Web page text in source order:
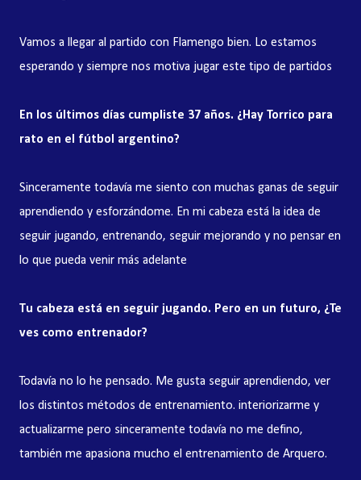
Vamos a llegar al partido con Flamengo bien. Lo estamos
esperando y siempre nos motiva jugar este tipo de partidos
En los últimos días cumpliste 37 años. ¿Hay Torrico para
rato en el fútbol argentino?
Sinceramente todavía me siento con muchas ganas de seguir
aprendiendo y esforzándome. En mi cabeza está la idea de
seguir jugando, entrenando, seguir mejorando y no pensar en
lo que pueda venir más adelante
Tu cabeza está en seguir jugando. Pero en un futuro, ¿Te
ves como entrenador?
Todavía no lo he pensado. Me gusta seguir aprendiendo, ver
los distintos métodos de entrenamiento. interiorizarme y
actualizarme pero sinceramente todavía no me defino,
también me apasiona mucho el entrenamiento de Arquero.